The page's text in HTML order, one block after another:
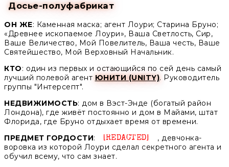
Досье-полуфабрикат
ОН ЖЕ: Каменная маска; агент Лоури; Старина Бруно;
«Древнее ископаемое Лоури», Ваша Светлость, Сир,
Ваше Величество, Мой Повелитель, Ваша честь, Ваше
Святейшество, Мой Верховный Начальник.
КТО: один из первых и остающийся по сей день самый
лучший полевой агент ЮНИТИ (UNITY). Руководитель
группы "Интерсепт".
НЕДВИЖИМОСТЬ: дом в Вэст-Энде (богатый район
Лондона), где живёт постоянно и дом в Майами, штат
Флорида, где Бруно отдыхает время от времени.
ПРЕДМЕТ ГОРДОСТИ: Unknown
, девчонка-
воровка из которой Лоури сделал секретного агента и
обучил всему, что сам знает.